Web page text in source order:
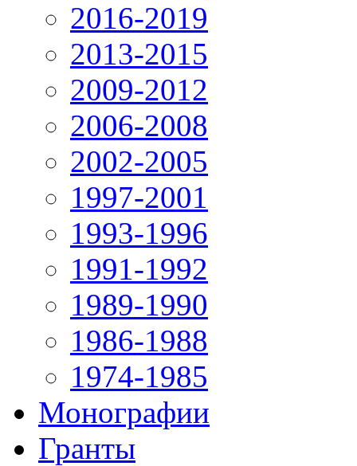
2016-2019
2013-2015
2009-2012
2006-2008
2002-2005
1997-2001
1993-1996
1991-1992
1989-1990
1986-1988
1974-1985
Монографии
Гранты